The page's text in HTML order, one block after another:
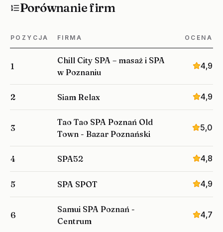
Porównanie firm
POZYCJA FIRMA OCENA
1
Chill City SPA – masaż i SPA
w Poznaniu
4,9
2 Siam Relax 4,9
3
Tao Tao SPA Poznań Old
Town - Bazar Poznański
5,0
4 SPA52 4,8
5 SPA SPOT 4,9
6
Samui SPA Poznań -
Centrum
4,7